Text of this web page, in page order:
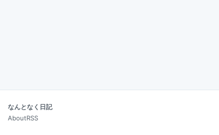
なんとなく日記
AboutRSS